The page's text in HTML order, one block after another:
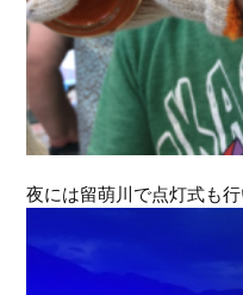
夜には留萌川で点灯式も行